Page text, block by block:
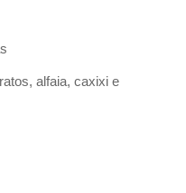
alfaia, caxixi e